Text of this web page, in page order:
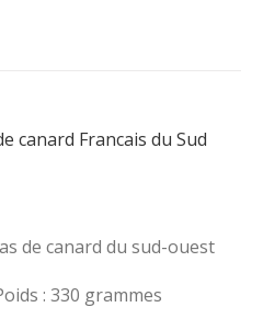
canard Francais du Sud
de canard du sud-ouest
: 330 grammes